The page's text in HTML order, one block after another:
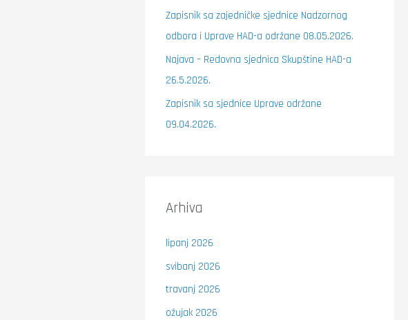
Zapisnik sa zajedničke sjednice Nadzornog
odbora i Uprave HAD-a održane 08.05.2026.
Najava – Redovna sjednica Skupštine HAD-a
26.5.2026.
Zapisnik sa sjednice Uprave održane
09.04.2026.
Arhiva
lipanj 2026
svibanj 2026
travanj 2026
ožujak 2026